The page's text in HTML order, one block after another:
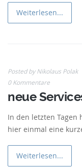
Weiterlesen...
20
Aug
Posted byNikolaus Polak
0 Kommentare
neue
In den letzten
hier einmal eine
Weiterlesen...